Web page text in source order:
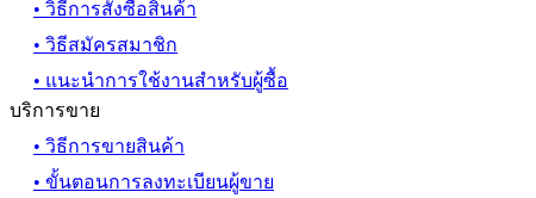
• วิธีการสั่งซื้อสินค้า
• วิธีสมัครสมาชิก
• แนะนำการใช้งานสำหรับผู้ซื้อ
บริการขาย
• วิธีการขายสินค้า
• ขั้นตอนการลงทะเบียนผู้ขาย